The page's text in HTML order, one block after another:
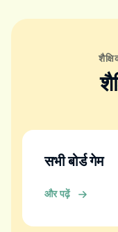
सभी बोर्ड गेम
और पढ़ें